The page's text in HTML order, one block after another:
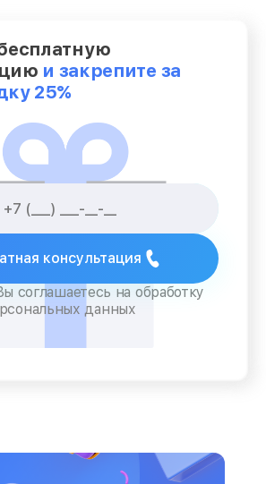
и закрепите за
25%
консультация
соглашаетесь на обработку
данных